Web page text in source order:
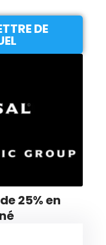
DE
25% en